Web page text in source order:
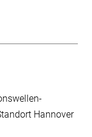
Hannover